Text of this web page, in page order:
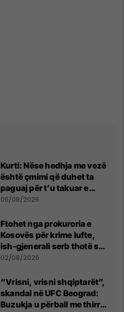
Kurti: Nëse hedhja me vezë
është çmimi që duhet ta
paguaj për t’u takuar e
bashkëbiseduar jam i
06/08/2026
Ftohet nga prokuroria e
Kosovës për krime lufte,
ish-gjenerali serb thotë se
dikush e tradhtoi në
02/08/2026
“Vrisni, vrisni shqiptarët”,
skandal në UFC Beograd:
Buzukja u përball me thirrje